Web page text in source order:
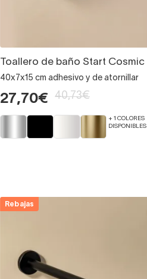
Toallero de baño Start Cosmic
40x7x15 cm adhesivo y de atornillar
27,70€ 40,73€
+ 1 COLORES
DISPONIBLES
Rebajas